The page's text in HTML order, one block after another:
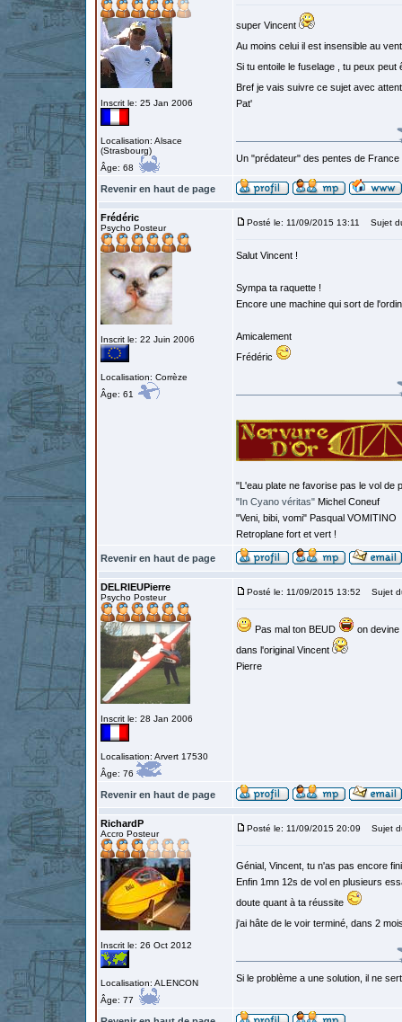
Inscrit le: 25 Jan 2006
Localisation: Alsace
(Strasbourg)
Âge: 68
super Vincent
Au moins celui il est insensible au
Si tu entoile le fuselage , tu peux
Bref je vais suivre ce sujet avec
Pat'
Un "prédateur" des pentes de
Revenir en haut de page
Frédéric
Psycho Posteur
Inscrit le: 22 Juin 2006
Localisation: Corrèze
Âge: 61
Posté le: 11/09/2015 13:11 Sujet
Salut Vincent !
Sympa ta raquette !
Encore une machine qui sort de
Amicalement
Frédéric
"L'eau plate ne favorise pas le vol de
"In Cyano véritas" Michel Coneuf
"Veni, bibi, vomi" Pasqual VOMITINO
Retroplane fort et vert !
Revenir en haut de page
DELRIEUPierre
Psycho Posteur
Inscrit le: 28 Jan 2006
Localisation: Arvert 17530
Âge: 76
Posté le: 11/09/2015 13:52 Sujet
Pas mal ton BEUD
on
dans l'original Vincent
Pierre
Revenir en haut de page
RichardP
Accro Posteur
Inscrit le: 26 Oct 2012
Localisation: ALENCON
Âge: 77
Posté le: 11/09/2015 20:09 Sujet
Génial, Vincent, tu n'as pas encore
Enfin 1mn 12s de vol en plusieurs
doute quant à ta réussite
j'ai hâte de le voir terminé, dans 2
Si le problème a une solution, il ne